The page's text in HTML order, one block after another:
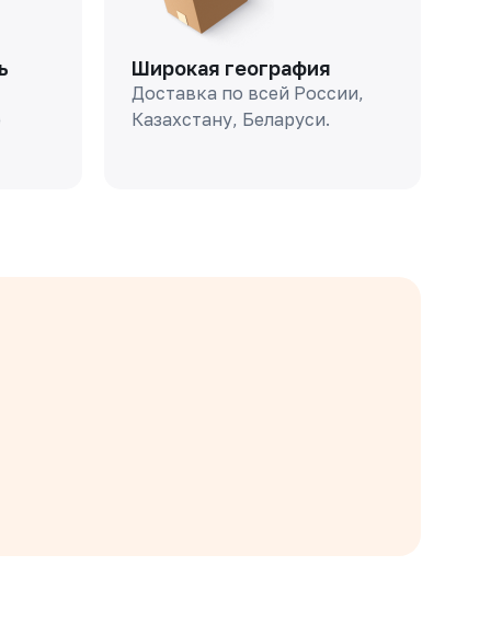
Широкая география
Доставка по всей России,
Казахстану, Беларуси.